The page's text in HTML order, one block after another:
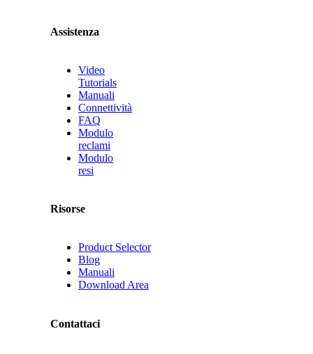
Assistenza
Video
Tutorials
Manuali
Connettività
FAQ
Modulo
reclami
Modulo
resi
Risorse
Product Selector
Blog
Manuali
Download Area
Contattaci